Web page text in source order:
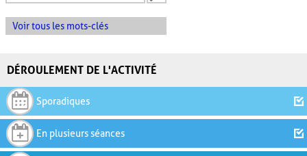
Voir tous les mots-clés
DÉROULEMENT DE L'ACTIVITÉ
Sporadiques
En plusieurs séances